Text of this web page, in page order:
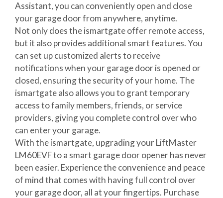
Assistant, you can conveniently open and close
your garage door from anywhere, anytime.
Not only does the ismartgate offer remote access,
but it also provides additional smart features. You
can set up customized alerts to receive
notifications when your garage door is opened or
closed, ensuring the security of your home. The
ismartgate also allows you to grant temporary
access to family members, friends, or service
providers, giving you complete control over who
can enter your garage.
With the ismartgate, upgrading your LiftMaster
LM60EVF to a smart garage door opener has never
been easier. Experience the convenience and peace
of mind that comes with having full control over
your garage door, all at your fingertips. Purchase